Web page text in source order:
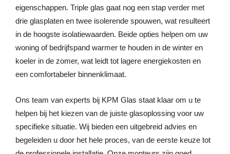
eigenschappen. Triple glas gaat nog een stap verder met
drie glasplaten en twee isolerende spouwen, wat resulteert
in de hoogste isolatiewaarden. Beide opties helpen om uw
woning of bedrijfspand warmer te houden in de winter en
koeler in de zomer, wat leidt tot lagere energiekosten en
een comfortabeler binnenklimaat.
Ons team van experts bij KPM Glas staat klaar om u te
helpen bij het kiezen van de juiste glasoplossing voor uw
specifieke situatie. Wij bieden een uitgebreid advies en
begeleiden u door het hele proces, van de eerste keuze tot